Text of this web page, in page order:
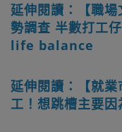
延伸閱讀：【職
勢調查 半數打工
life balance
延伸閱讀：【就
工！想跳槽主要因